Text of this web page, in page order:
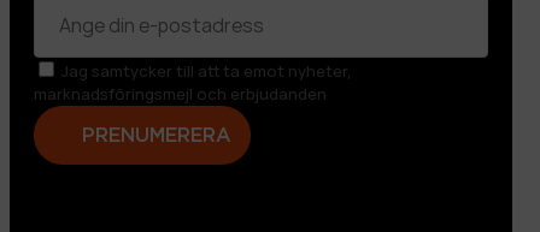
Jag samtycker till att ta emot nyheter,
marknadsföringsmejl och erbjudanden